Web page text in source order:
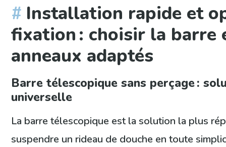
Installation rapide et
fixation : choisir la barre
anneaux adaptés
Barre télescopique sans perçage :
universelle
La barre télescopique est la solution la plus
suspendre un rideau de douche en toute